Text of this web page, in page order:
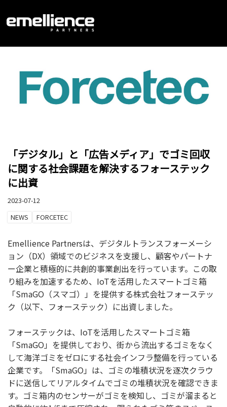
「デジタル」と「広告メディア」でゴミ回収
に関する社会課題を解決するフォーステック
に出資
2023-07-12
NEWS
FORCETEC
Emellience Partnersは、デジタルトランスフォーメーシ
ョン（DX）領域でのビジネスを支援し、顧客やパートナ
ー企業と積極的に共創的事業創出を行っています。この取
り組みを加速するため、IoTを活用したスマートゴミ箱
「SmaGO（スマゴ）」を提供する株式会社フォーステッ
ク（以下、フォーステック）に出資しました。
フォーステックは、IoTを活用したスマートゴミ箱
「SmaGO」を提供しており、街から流出するゴミをなく
して海洋ゴミをゼロにする社会インフラ整備を行っている
企業です。「SmaGO」は、ゴミの堆積状況を逐次クラウ
ドに送信してリアルタイムでゴミの堆積状況を確認できま
す。ゴミ箱内のセンサーがゴミを検知し、ゴミが溜まると